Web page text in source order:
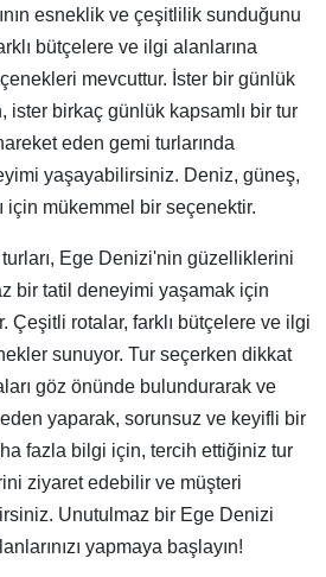
esneklik ve çeşitlilik sunduğunu
bütçelere ve ilgi alanlarına
mevcuttur. İster bir günlük
ister birkaç günlük kapsamlı bir tur
eden gemi turlarında
yaşayabilirsiniz. Deniz, güneş,
için mükemmel bir seçenektir.
turları, Ege Denizi'nin güzelliklerini
bir tatil deneyimi yaşamak için
Çeşitli rotalar, farklı bütçelere ve ilgi
sunuyor. Tur seçerken dikkat
göz önünde bulundurarak ve
yaparak, sorunsuz ve keyifli bir
fazla bilgi için, tercih ettiğiniz tur
ziyaret edebilir ve müşteri
Unutulmaz bir Ege Denizi
yapmaya başlayın!